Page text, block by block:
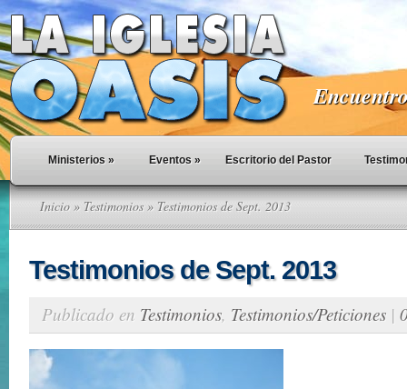
Ministerios » Eventos » Escritorio del Pastor
Inicio » Testimonios» Testimonios de Sept. 2013
Testimonios de Sept. 2013
Publicado en Testimonios, Testimonios/Peticiones |